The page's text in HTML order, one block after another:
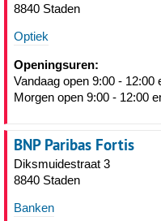
8840 Staden
Optiek
Openingsuren:
Vandaag open 9:00 - 12:00
Morgen open 9:00 - 12:00
BNP Paribas Fortis
Diksmuidestraat 3
8840 Staden
Banken